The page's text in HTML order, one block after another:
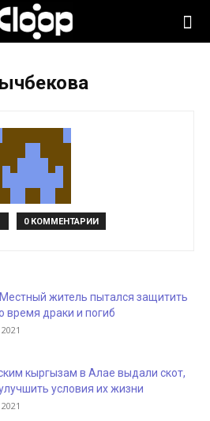
0 КОММЕНТАРИИ
житель пытался защитить
время драки и погиб
кыргызам в Алае выдали скот,
условия их жизни